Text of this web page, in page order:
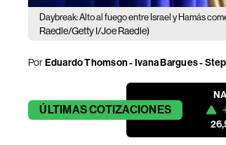
Daybreak: Alto al fuego entre Israel y Hamás
Raedle/Getty I/Joe Raedle)
PorEduardo Thomson - Ivana Bargues -
ÚLTIMASCOTIZACIONES